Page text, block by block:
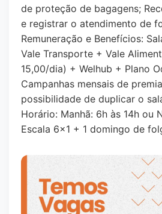
de proteção de bagagens;
e registrar o atendimento de
Remuneração e Benefícios:
Vale Transporte + Vale
15,00/dia) + Welhub + Plano
Campanhas mensais de
possibilidade de duplicar o
Horário: Manhã: 6h às 14h ou
Escala 6x1 + 1 domingo de